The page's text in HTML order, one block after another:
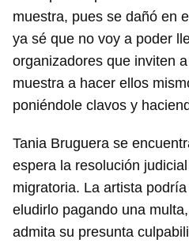
muestra, pues se dañó en
ya sé que no voy a poder
organizadores que inviten
muestra a hacer ellos
poniéndole clavos y
Tania Bruguera se
espera la resolución
migratoria. La artista
eludirlo pagando una
admita su presunta